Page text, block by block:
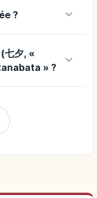
? keyboard_arrow_down
夕, «
» ?
keyboard_arrow_down